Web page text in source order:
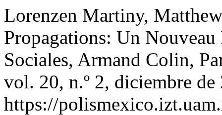
Lorenzen Martiny,
Propagations: Un Nouveau
Sociales, Armand Colin,
vol. 20, n.º 2, diciembre
https://